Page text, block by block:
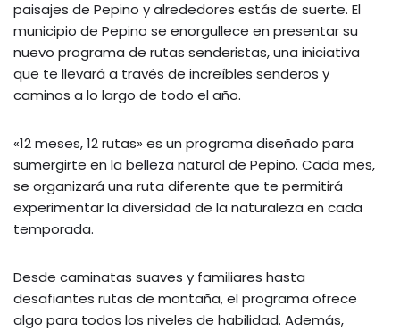
paisajes de Pepino y alrededores estás de suerte. El
municipio de Pepino se enorgullece en presentar su
nuevo programa de rutas senderistas, una iniciativa
que te llevará a través de increíbles senderos y
caminos a lo largo de todo el año.
«12 meses, 12 rutas» es un programa diseñado para
sumergirte en la belleza natural de Pepino. Cada mes,
se organizará una ruta diferente que te permitirá
experimentar la diversidad de la naturaleza en cada
temporada.
Desde caminatas suaves y familiares hasta
desafiantes rutas de montaña, el programa ofrece
algo para todos los niveles de habilidad. Además,